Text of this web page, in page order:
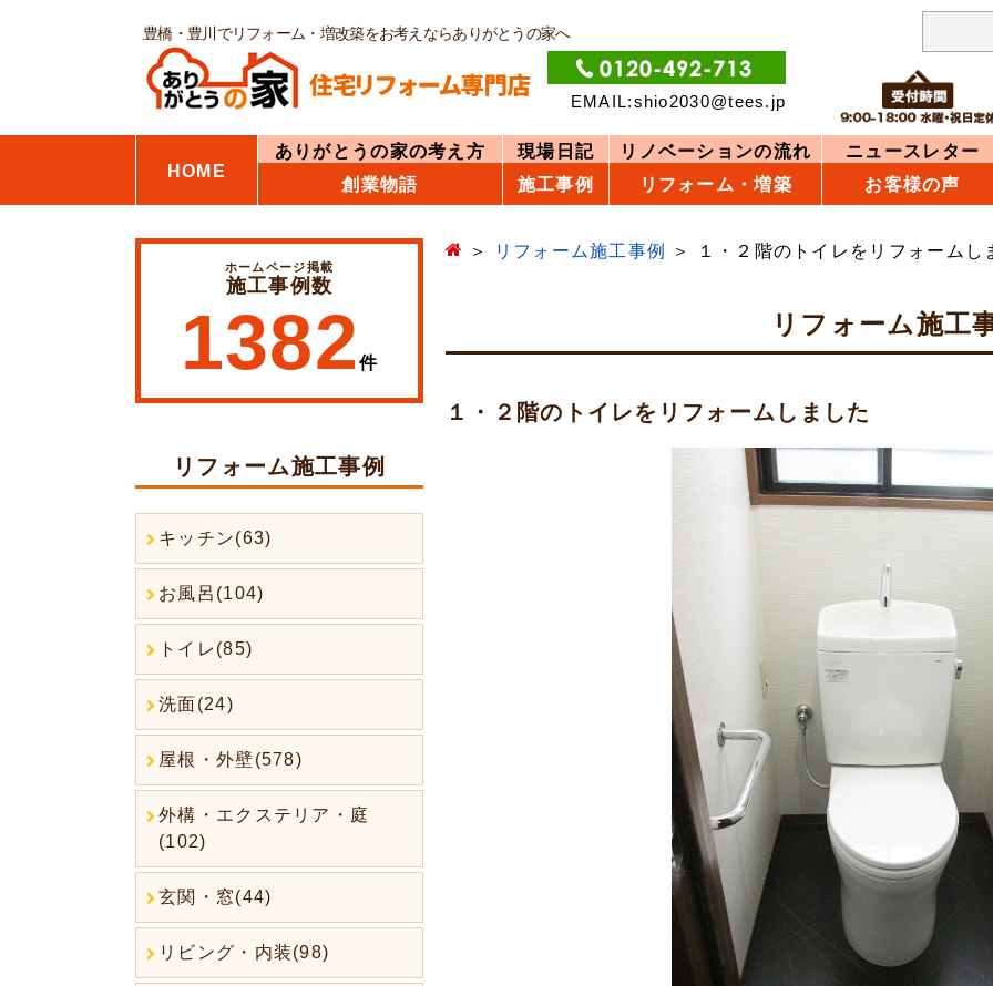
豊橋・豊川でリフォーム・増改築をお考えならありがとうの家へ
EMAIL:shio2030@tees.jp
HOME
ありがとうの家の考え方 現場日記 リノベーションの流れ
ニュースレター
創業物語
施工事例 リフォーム・増築 お客様の声
リフォーム施工事例 １・２階のトイレをリフォームし
リフォーム施工
１・２階のトイレをリフォームしました
ホームページ掲載
施工事例数
1382件
リフォーム施工事例
キッチン(63)
お風呂(104)
トイレ(85)
洗面(24)
屋根・外壁(578)
外構・エクステリア・庭
(102)
玄関・窓(44)
リビング・内装(98)